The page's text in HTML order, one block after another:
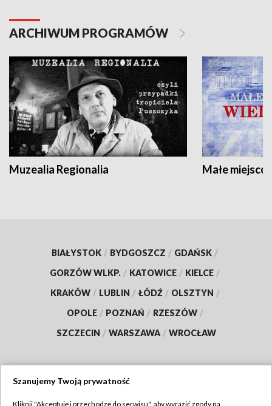
ARCHIWUM PROGRAMÓW
Muzealia Regionalia Małe
BIAŁYSTOK / BYDGOSZCZ / GDAŃSK /
GORZÓW WLKP. / KATOWICE / KIELCE /
KRAKÓW / LUBLIN / ŁÓDŹ / OLSZTYN /
OPOLE / POZNAŃ / RZESZÓW /
SZCZECIN / WARSZAWA / WROCŁAW
Szanujemy Twoją prywatność
Kliknij "Akceptuję i przechodzę do serwisu", aby wyrazić zgody na